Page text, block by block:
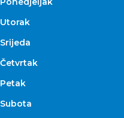
Utorak
Srijeda
Četvrtak
Petak
Subota